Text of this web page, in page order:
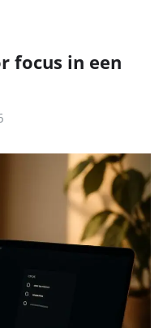
focus in een